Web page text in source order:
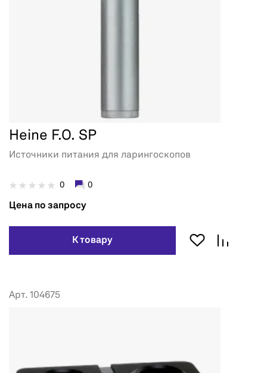
Heine F.O. SP
Источники питания для ларингоскопов
0 0
Цена по запросу
К товару
Арт. 104675